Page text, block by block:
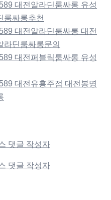
대전알라딘룸싸롱 유성
룸싸롱추천
대전알라딘룸싸롱 대전
라딘룸싸롱문의
대전퍼블릭룸싸롱 유성
대전유흥주점 대전봉명
댓글 작성자
댓글 작성자